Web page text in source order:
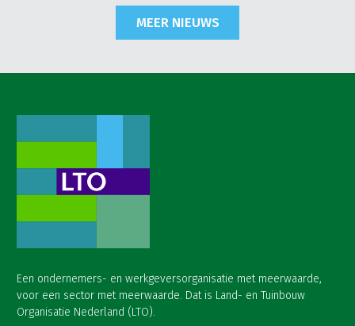
MEER NIEUWS
Een ondernemers- en werkgeversorganisatie met meerwaarde,
voor een sector met meerwaarde. Dat is Land- en Tuinbouw
Organisatie Nederland (LTO).